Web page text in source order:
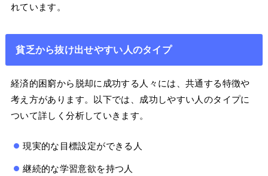
れています。
貧乏から抜け出せやすい人のタイプ
経済的困窮から脱却に成功する人々には、共通する特徴や
考え方があります。以下では、成功しやすい人のタイプに
ついて詳しく分析していきます。
現実的な目標設定ができる人
継続的な学習意欲を持つ人